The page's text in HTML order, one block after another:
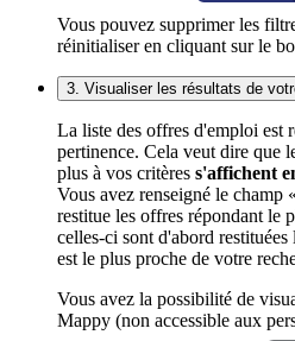
Vous pouvez supprimer les
réinitialiser en cliquant sur le
3. Visualiser les résultats de
La liste des offres d'emploi est
pertinence. Cela veut dire que
plus à vos critères s'affichent
Vous avez renseigné le
restitue les offres répondant le
celles-ci sont d'abord
est le plus proche de votre
Vous avez la possibilité de
Mappy (non accessible aux